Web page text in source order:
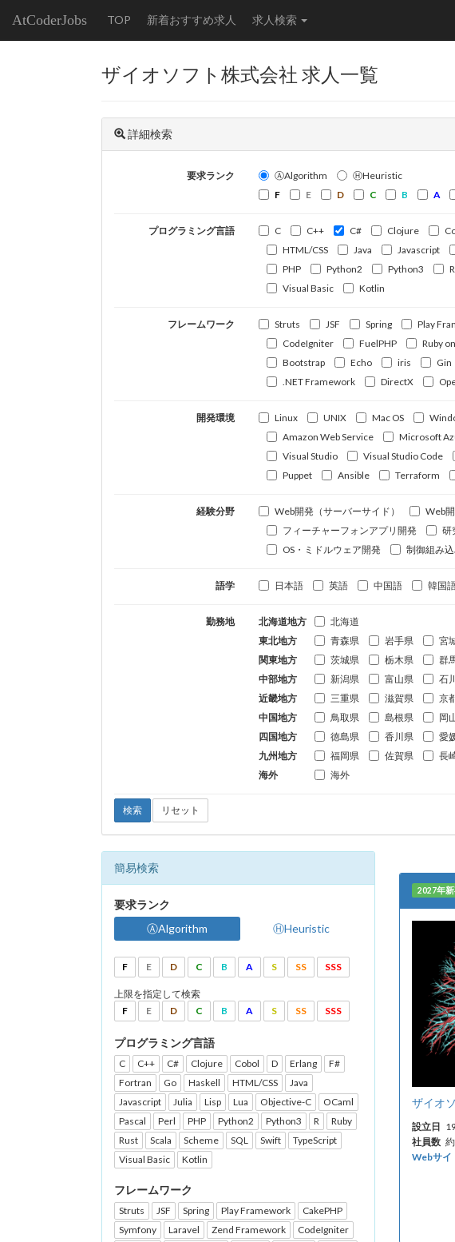
AtCoderJobs TOP 新着おすすめ求人 求人検索
ザイオソフト株式会社 求人一覧
詳細検索
要求ランク ⒶAlgorithm
ⒽHeuristic
F
E D C B A
プログラミング言語 C C++ C# Clojure
HTML/CSS
Java Javascript
PHP
Python2 Python3 R
Visual Basic
Kotlin
フレームワーク Struts JSF Spring Play
CodeIgniter
FuelPHP Ruby
Bootstrap
Echo iris Gin
.NET Framework
DirectX
開発環境 Linux UNIX Mac OS
Amazon Web Service
Microsoft
Visual Studio
Visual Studio Code
Puppet
Ansible Terraform
経験分野 Web開発（サーバーサイド） Web
フィーチャーフォンアプリ開発
研
OS・ミドルウェア開発
制御組み
語学 日本語 英語 中国語 韓国
勤務地 北海道地方
北海道
東北地方
青森県 岩手県 宮
関東地方
茨城県 栃木県 群
中部地方
新潟県 富山県 石
近畿地方
三重県 滋賀県 京
中国地方
鳥取県 島根県 岡
四国地方
徳島県 香川県 愛
九州地方
福岡県 佐賀県 長
海外
海外
検索 リセット
簡易検索
要求ランク
ⒶAlgorithm
ⒽHeuristic
F E D C B A S SS SSS
上限を指定して検索
F
E D C B A S SS SSS
プログラミング言語
C C++ C# Clojure Cobol D Erlang
F#
Fortran
Go Haskell HTML/CSS
Java
Javascript
Julia Lisp Lua Objective-C
OCaml
Pascal
Perl PHP Python2 Python3 R
Ruby
Rust
Scala Scheme SQL Swift
TypeScript
Visual Basic
Kotlin
フレームワーク
Struts JSF Spring Play Framework
CakePHP
Symfony
Laravel Zend Framework
CodeIgniter
2027年
ザイオ
設立日
社員数
Webサイ